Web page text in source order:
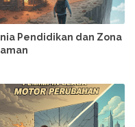
Pendidikan dan Zona